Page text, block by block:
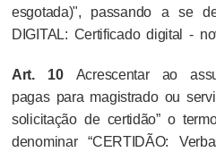
esgotada)", passando a se
DIGITAL: Certificado digital -
Art. 10 Acrescentar ao
pagas para magistrado ou
solicitação de certidão” o
denominar “CERTIDÃO: